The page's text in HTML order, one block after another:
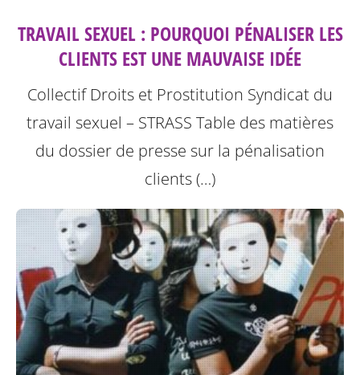
TRAVAIL SEXUEL : POURQUOI PÉNALISER LES
CLIENTS EST UNE MAUVAISE IDÉE
Collectif Droits et Prostitution Syndicat du
travail sexuel – STRASS Table des matières
du dossier de presse sur la pénalisation
clients (…)